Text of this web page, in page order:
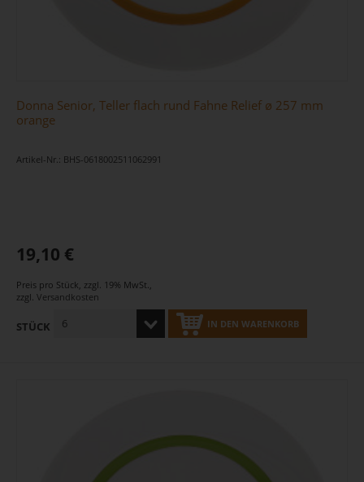
Donna Senior, Teller flach rund Fahne Relief ø 257 mm
orange
Artikel-Nr.: BHS-0618002511062991
19,10 €
Preis pro Stück zzgl. 19% MwSt.
zzgl. Versandkosten
STÜCK IN DEN WARENKORB